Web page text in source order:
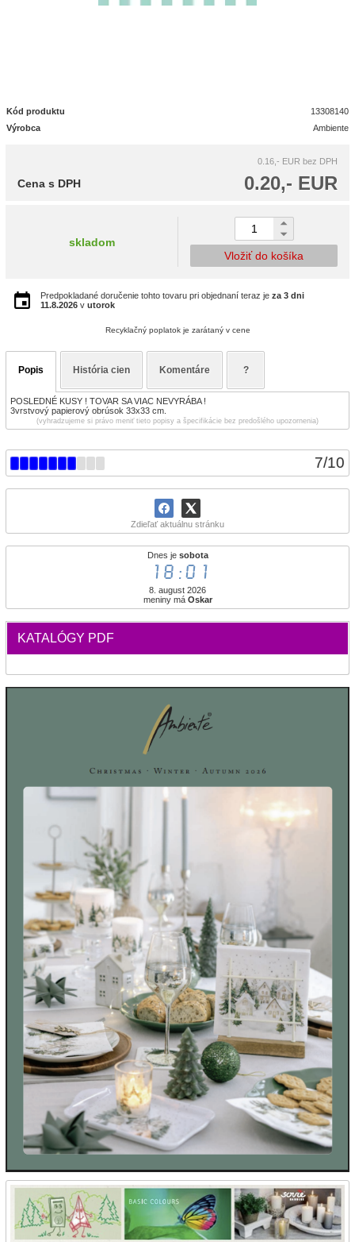
7/10
Zdieľať aktuálnu stránku
Dnes je sobota
18:01
8. august 2026
meniny má Oskar
KATALÓGY PDF
Kód produktu
13308140
Výrobca
Ambiente
0.16,- EUR bez DPH
0.20,- EUR
Cena s DPH
skladom
Vložiť do košíka
Predpokladané doručenie tohto tovaru pri objednaní teraz je za 3 dni
11.8.2026 v utorok
Recyklačný poplatok je zarátaný v cene
Popis História cien Komentáre ?
POSLEDNÉ KUSY ! TOVAR SA VIAC NEVYRÁBA !
3vrstvový papierový obrúsok 33x33 cm.
(vyhradzujeme si právo meniť tieto popisy a špecifikácie bez predošlého upozornenia)